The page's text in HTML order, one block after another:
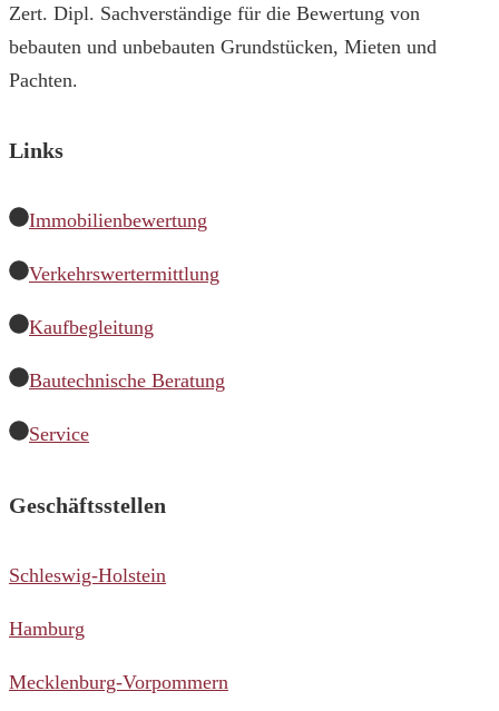
Zert. Dipl. Sachverständige für die Bewertung von
bebauten und unbebauten Grundstücken, Mieten und
Pachten.
Links
Immobilienbewertung
Verkehrswertermittlung
Kaufbegleitung
Bautechnische Beratung
Service
Geschäftsstellen
Schleswig-Holstein
Hamburg
Mecklenburg-Vorpommern